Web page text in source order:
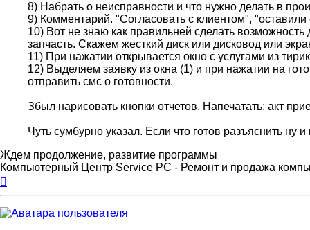
8) Набрать о неисправности и что нужно делать в
9) Комментарий. "Согласовать с клиентом",
10) Вот не знаю как правильней сделать
запчасть. Скажем жесткий диск или дисковод или
11) При нажатии открывается окно с услугами из
12) Выделяем заявку из окна (1) и при нажатии на
отправить смс о готовности.
Збыл нарисовать кнопки отчетов. Напечатать: акт
Чуть сумбурно указал. Если что готов разъяснить ну
Ждем продолжение, развитие программы
Компьютерный Центр Service PC - Ремонт и продажа